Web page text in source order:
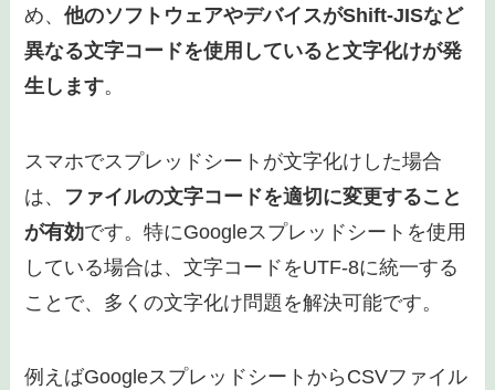
め、他のソフトウェアやデバイスがShift-JISなど
異なる文字コードを使用していると文字化けが発
生します。
スマホでスプレッドシートが文字化けした場合
は、 ファイルの文字コードを適切に変更すること
が有効です。特にGoogleスプレッドシートを使用
している場合は、文字コードをUTF-8に統一する
ことで、多くの文字化け問題を解決可能です。
例えばGoogleスプレッドシートからCSVファイル